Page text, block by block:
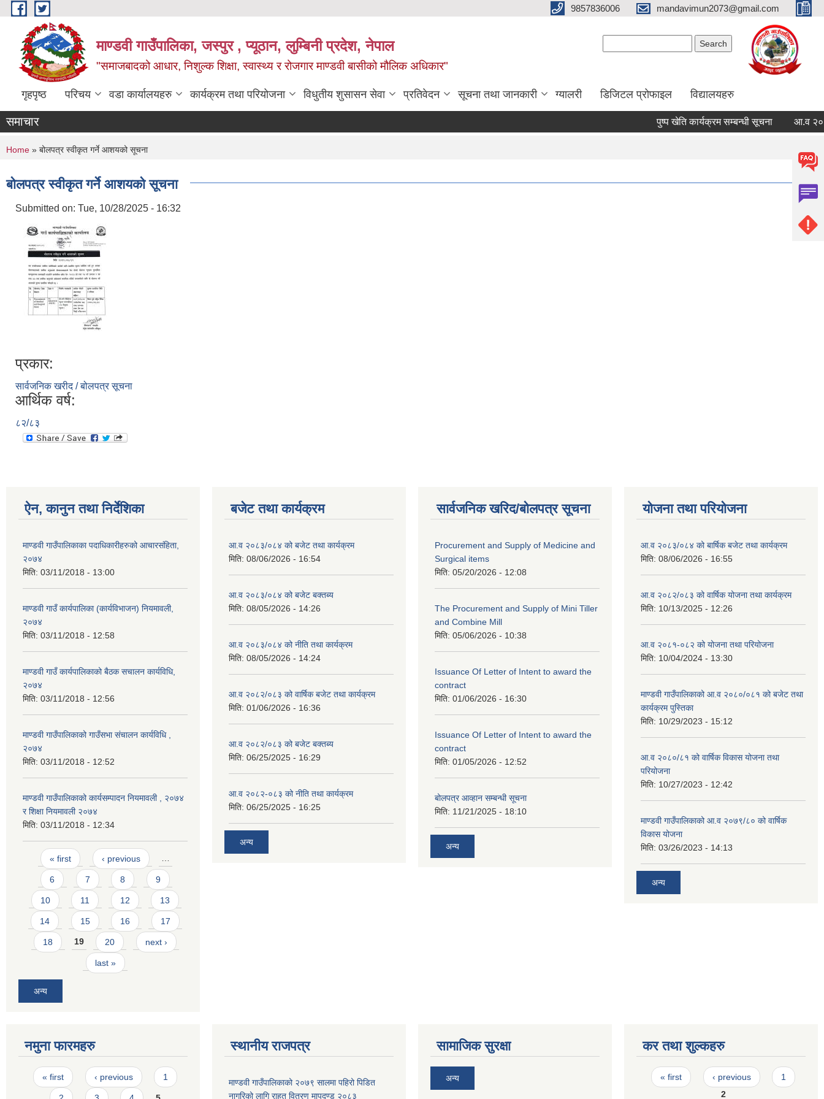
Skip to main content 9857836006 mandavimun2073@gmail.com
माण्डवी गाउँपालिका, जस्पुर , प्यूठान, लुम्बिनी प्रदेश, नेपाल
"समाजबादको आधार, निशुल्क शिक्षा, स्वास्थ्य र रोजगार माण्डवी बासीको मौलिक अधिकार"
गृहपृष्ठ परिचय वडा कार्यालयहरु कार्यक्रम तथा परियोजना विधुतीय शुसासन सेवा प्रतिवेदन सूचना तथा जानकारी ग्यालरी डिजिटल प्रोफाइल विद्यालयहरु
समाचार पुष्प खेति कार्यक्रम सम्बन्धी सूचना आ.व २०८३/
You are here
Home » बोलपत्र स्वीकृत गर्ने आशयको सूचना
बोलपत्र स्वीकृत गर्ने आशयको सूचना
Submitted on: Tue, 10/28/2025 - 16:32
प्रकार:
सार्वजनिक खरीद / बोलपत्र सूचना
आर्थिक वर्ष:
८२/८३
ऐन, कानुन तथा निर्देशिका
माण्डवी गाउँपालिकाका पदाधिकारीहरुको आचारसंहिता,
२०७४
मिति: 03/11/2018 - 13:00
माण्डवी गाउँ कार्यपालिका (कार्यविभाजन) नियमावली,
२०७४
मिति: 03/11/2018 - 12:58
माण्डवी गाउँ कार्यपालिकाको बैठक स‌चालन कार्यविधि,
२०७४
मिति: 03/11/2018 - 12:56
माण्डवी गाउँपालिकाको गाउँसभा संचालन कार्यविधि ,
२०७४
मिति: 03/11/2018 - 12:52
माण्डवी गाउँपालिकाको कार्यसम्पादन नियमावली , २०७४
र शिक्षा नियमावली २०७४
मिति: 03/11/2018 - 12:34
Pages
« first ‹ previous …
6 7 8 9
10 11 12 13
14 15 16 17
18 19 20 next ›
last »
अन्य
बजेट तथा कार्यक्रम
आ.व २०८३/०८४ को बजेट तथा कार्यक्रम
मिति: 08/06/2026 - 16:54
आ.व २०८३/०८४ को बजेट बक्तब्य
मिति: 08/05/2026 - 14:26
आ.व २०८३/०८४ को नीति तथा कार्यक्रम
मिति: 08/05/2026 - 14:24
आ.व २०८२/०८३ को वार्षिक बजेट तथा कार्यक्रम
मिति: 01/06/2026 - 16:36
आ.व २०८२/०८३ को बजेट बक्तब्य
मिति: 06/25/2025 - 16:29
आ.व २०८२-०८३ को नीति तथा कार्यक्रम
मिति: 06/25/2025 - 16:25
अन्य
सार्वजनिक खरिद/बोलपत्र सूचना
Procurement and Supply of Medicine and
Surgical items
मिति: 05/20/2026 - 12:08
The Procurement and Supply of Mini Tiller
and Combine Mill
मिति: 05/06/2026 - 10:38
Issuance Of Letter of Intent to award the
contract
मिति: 01/06/2026 - 16:30
Issuance Of Letter of Intent to award the
contract
मिति: 01/05/2026 - 12:52
बोलपत्र आव्हान सम्बन्धी सूचना
मिति: 11/21/2025 - 18:10
अन्य
योजना तथा परियोजना
आ.व २०८३/०८४ को बार्षिक बजेट तथा कार्यक्रम
मिति: 08/06/2026 - 16:55
आ.व २०८२/०८३ को वार्षिक योजना तथा कार्यक्रम
मिति: 10/13/2025 - 12:26
आ.व २०८१-०८२ को योजना तथा परियोजना
मिति: 10/04/2024 - 13:30
माण्डवी गाउँपालिकाको आ.व २०८०/०८१ को बजेट तथा
कार्यक्रम पुस्तिका
मिति: 10/29/2023 - 15:12
आ.व २०८०/८१ को वार्षिक विकास योजना तथा
परियोजना
मिति: 10/27/2023 - 12:42
माण्डवी गाउँपालिकाको आ.व २०७९/८० को वार्षिक
विकास योजना
मिति: 03/26/2023 - 14:13
अन्य
नमुना फारमहरु
Pages
« first ‹ previous 1
स्थानीय राजपत्र
माण्डवी गाउँपालिकाको २०७९ सालमा पहिरो पिडित
नागरिको लागि राहत वितरण मापदण्ड २०८३
सामाजिक सुरक्षा
अन्य
कर तथा शुल्कहरु
Pages
« first ‹ previous
1
2